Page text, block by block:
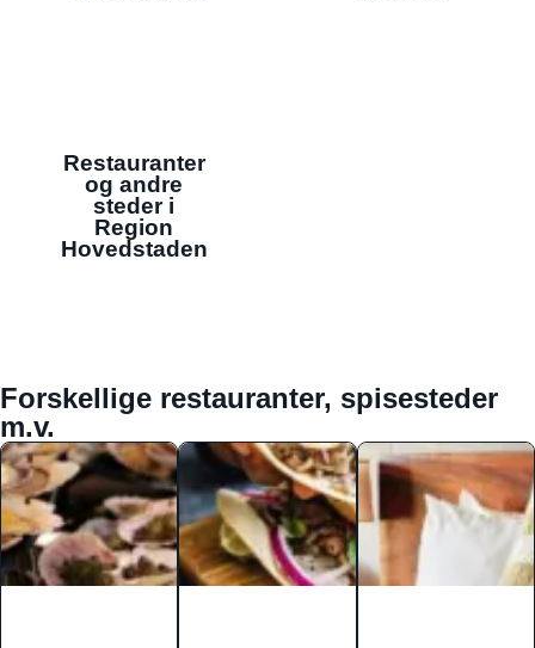
Restauranter
og andre
steder i
Region
Hovedstaden
Forskellige restauranter, spisesteder
m.v.